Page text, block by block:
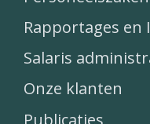
Rapportages en
Salaris
Onze klanten
Publicaties